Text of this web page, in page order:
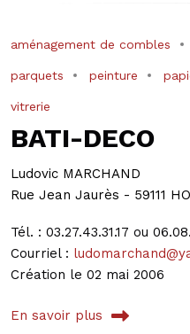
aménagement de combles
parquets peinture
vitrerie
BATI-DECO
Ludovic MARCHAND
Rue Jean Jaurès - 59111
Tél. : 03.27.43.31.17 ou
Courriel :
Création le 02 mai 2006
En savoir plus
sur BATI-DECO